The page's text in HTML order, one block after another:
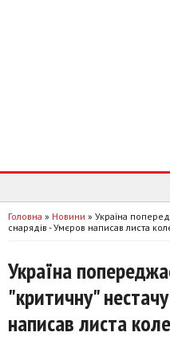
Головна » Новини » Україна
снарядів - Умєров написав листа
Україна
"критичну"
написав листа